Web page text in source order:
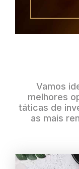
Vamos
melhores
táticas de
as mais